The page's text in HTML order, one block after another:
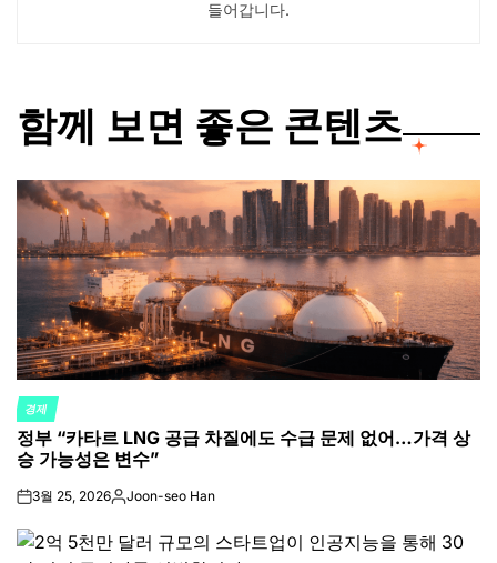
들어갑니다.
함께 보면 좋은 콘텐츠
POSTED
IN
경제
정부 “카타르 LNG 공급 차질에도 수급 문제 없어…가격 상
승 가능성은 변수”
on3월 25, 2026Posted
Joon-seo Han